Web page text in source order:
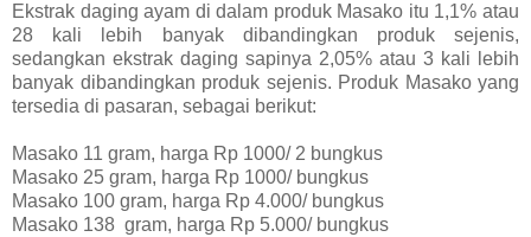
Ekstrak daging ayam di dalam produk Masako itu 1,1% atau
28 kali lebih banyak dibandingkan produk sejenis,
sedangkan ekstrak daging sapinya 2,05% atau 3 kali lebih
banyak dibandingkan produk sejenis. Produk Masako yang
tersedia di pasaran, sebagai berikut:
Masako 11 gram, harga Rp 1000/ 2 bungkus
Masako 25 gram, harga Rp 1000/ bungkus
Masako 100 gram, harga Rp 4.000/ bungkus
Masako 138 gram, harga Rp 5.000/ bungkus